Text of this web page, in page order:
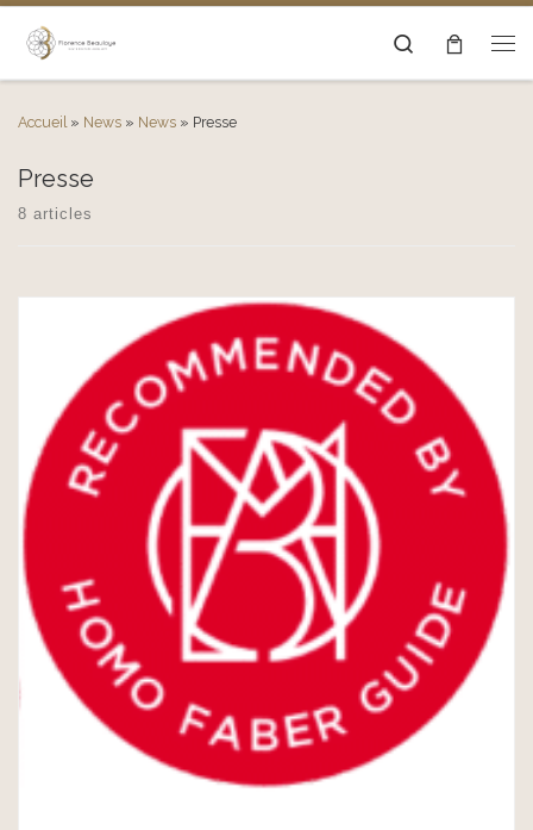
Passer au contenu Search
Accueil » News » News » Presse
Presse
8 articles